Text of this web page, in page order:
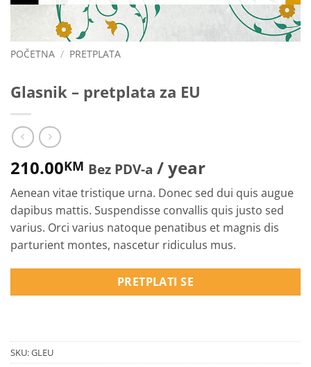
POČETNA / PRETPLATA
Glasnik – pretplata za EU
210.00KM Bez PDV-a / year
Aenean vitae tristique urna. Donec sed dui quis augue
dapibus mattis. Suspendisse convallis quis justo sed
varius. Orci varius natoque penatibus et magnis dis
parturient montes, nascetur ridiculus mus.
PRETPLATI SE
SKU:GLEU